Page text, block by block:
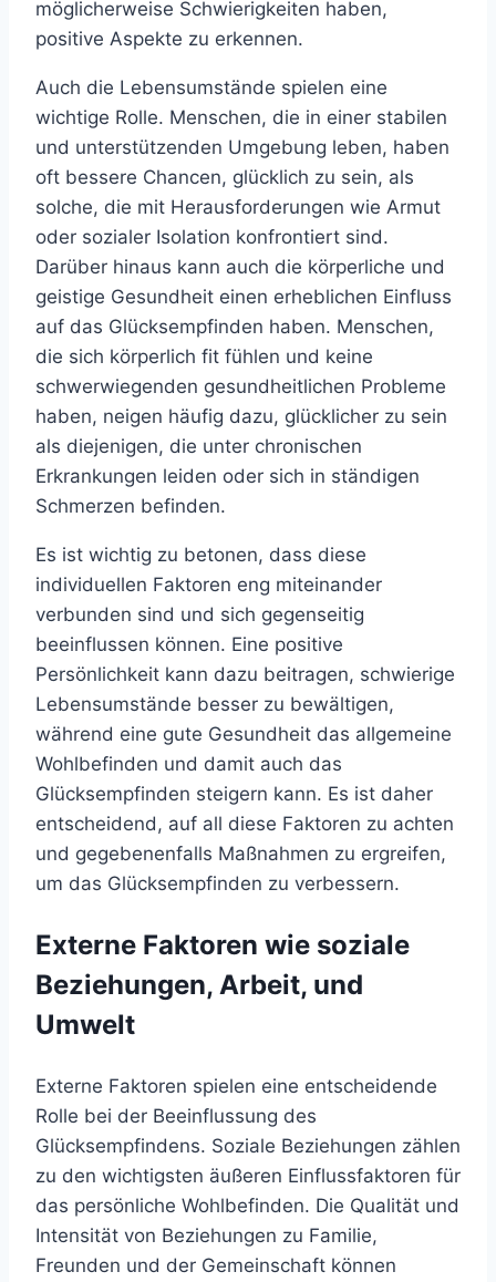
möglicherweise Schwierigkeiten haben,
positive Aspekte zu erkennen.
Auch die Lebensumstände spielen eine
wichtige Rolle. Menschen, die in einer stabilen
und unterstützenden Umgebung leben, haben
oft bessere Chancen, glücklich zu sein, als
solche, die mit Herausforderungen wie Armut
oder sozialer Isolation konfrontiert sind.
Darüber hinaus kann auch die körperliche und
geistige Gesundheit einen erheblichen Einfluss
auf das Glücksempfinden haben. Menschen,
die sich körperlich fit fühlen und keine
schwerwiegenden gesundheitlichen Probleme
haben, neigen häufig dazu, glücklicher zu sein
als diejenigen, die unter chronischen
Erkrankungen leiden oder sich in ständigen
Schmerzen befinden.
Es ist wichtig zu betonen, dass diese
individuellen Faktoren eng miteinander
verbunden sind und sich gegenseitig
beeinflussen können. Eine positive
Persönlichkeit kann dazu beitragen, schwierige
Lebensumstände besser zu bewältigen,
während eine gute Gesundheit das allgemeine
Wohlbefinden und damit auch das
Glücksempfinden steigern kann. Es ist daher
entscheidend, auf all diese Faktoren zu achten
und gegebenenfalls Maßnahmen zu ergreifen,
um das Glücksempfinden zu verbessern.
Externe Faktoren wie soziale
Beziehungen, Arbeit, und
Umwelt
Externe Faktoren spielen eine entscheidende
Rolle bei der Beeinflussung des
Glücksempfindens. Soziale Beziehungen zählen
zu den wichtigsten äußeren Einflussfaktoren für
das persönliche Wohlbefinden. Die Qualität und
Intensität von Beziehungen zu Familie,
Freunden und der Gemeinschaft können